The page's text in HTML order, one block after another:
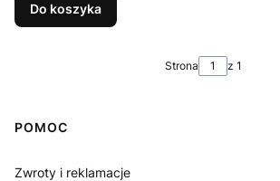
Do koszyka
Strona z 1
Linki w stopce
POMOC
Zwroty i reklamacje